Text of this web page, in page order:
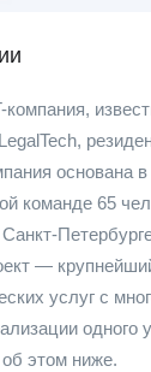
основана в
команде 65
—
услуг с
одного
этом ниже.